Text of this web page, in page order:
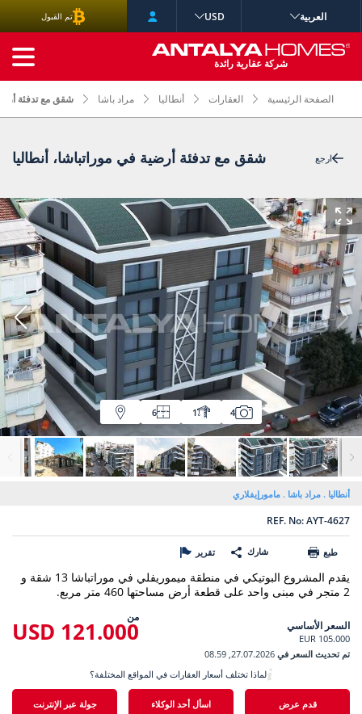
الصفحة الرئيسية العقارات أنطاليا مراد باشا شقق مع تدفئة
ارجع شقق مع تدفئة أرضية في موراتباشا، أنطاليا
4
1
6
أنطاليا مراد باشا مامورإيفلاري
REF. No: AYT-4627
طبع شارك تقرير
يقدم المشروع البوتيكي في منطقة ميموريفلي في موراتباشا 13 شقة و
2 متجر في مبنى واحد على قطعة أرض مساحتها 460 متر مربع.
السعر الأساسي
105.000 EUR
من
121.000 USD
تم تحديث السعر في 27.07.2026, 08.59
قدم عرض اسأل أحد الوكلاء جولة عبر الإنترنت
لماذا تختلف أسعار العقارات في المواقع المختلفة؟
العربية USD تم القبول
شركة عقارية رائدةالبحث المتقدم